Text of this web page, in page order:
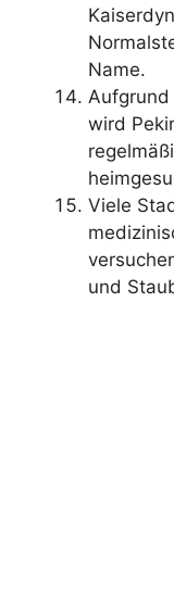
Name.
wird
Viele
und